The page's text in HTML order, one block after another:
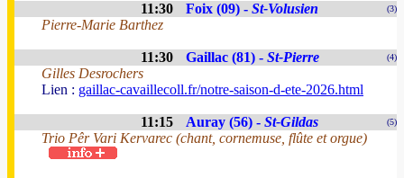
11:30 Foix (09) - St-Volusien (3)
Pierre-Marie Barthez
11:30 Gaillac (81) - St-Pierre (4)
Gilles Desrochers
Lien : gaillac-cavaillecoll.fr/notre-saison-d-ete-2026.html
11:15 Auray (56) - St-Gildas (5)
Trio Pêr Vari Kervarec (chant, cornemuse, flûte et orgue)